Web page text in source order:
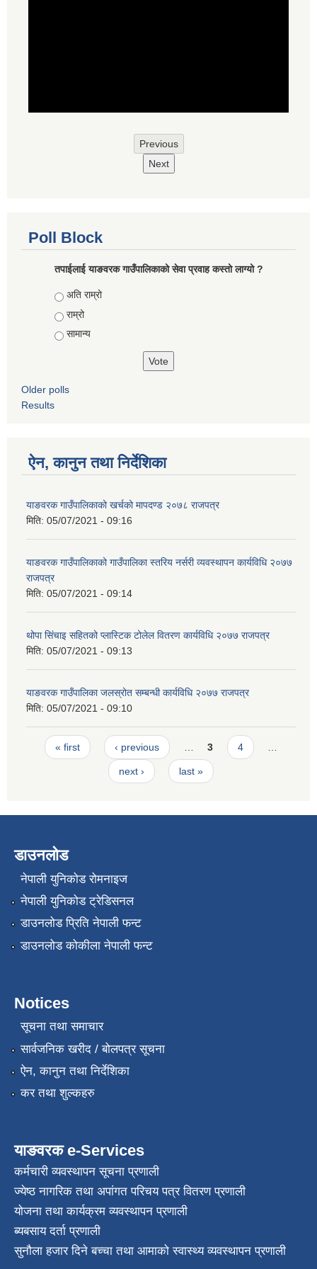
Previous
Next
Poll Block
तपाईलाई याङवरक गाउँपालिकाको सेवा प्रवाह कस्तो लाग्यो ?
Choices
अति राम्रो
राम्रो
सामान्य
Older polls
Results
ऐन, कानुन तथा निर्देशिका
याङवरक गाउँपालिकाको खर्चको मापदण्ड २०७८ राजपत्र
मिति: 05/07/2021 - 09:16
याङवरक गाउँपालिकाको गाउँपालिका स्तरिय नर्सरी व्यवस्थापन कार्यविधि २०७७
राजपत्र
मिति: 05/07/2021 - 09:14
थोपा सिंचाइ सहितको प्लास्टिक टोलेल वितरण कार्यविधि २०७७ राजपत्र
मिति: 05/07/2021 - 09:13
याङवरक गाउँपालिका जलस्रोत सम्बन्धी कार्यविधि २०७७ राजपत्र
मिति: 05/07/2021 - 09:10
Pages
« first ‹ previous 3 4
next › last »
डाउनलोड
नेपाली युनिकोड रोमनाइज
नेपाली युनिकोड ट्रेडिसनल
डाउनलोड प्रिति नेपाली फन्ट
डाउनलोड कोकीला नेपाली फन्ट
Notices
सूचना तथा समाचार
सार्वजनिक खरीद / बोलपत्र सूचना
ऐन, कानुन तथा निर्देशिका
कर तथा शुल्कहरु
याङवरक e-Services
कर्मचारी व्यवस्थापन सूचना प्रणाली
ज्येष्ठ नागरिक तथा अपांगत परिचय पत्र वितरण प्रणाली
योजना तथा कार्यक्रम व्यवस्थापन प्रणाली
ब्यबसाय दर्ता प्रणाली
सुनौला हजार दिने बच्चा तथा आमाको स्वास्थ्य व्यवस्थापन प्रणाली